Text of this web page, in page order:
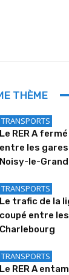
THÈME
TRANSPORTS
Le RER A
entre les
Noisy-le-
TRANSPORTS
Le trafic de la
coupé entre
Charlebourg
TRANSPORTS
Le RER A